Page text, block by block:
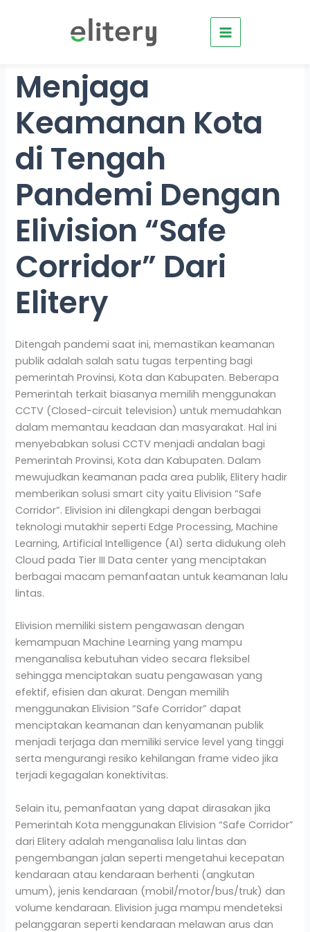
Menjaga
Keamanan Kota
di Tengah
Pandemi Dengan
Elivision “Safe
Corridor” Dari
Elitery
Ditengah pandemi saat ini, memastikan keamanan
publik adalah salah satu tugas terpenting bagi
pemerintah Provinsi, Kota dan Kabupaten. Beberapa
Pemerintah terkait biasanya memilih menggunakan
CCTV (Closed-circuit television) untuk memudahkan
dalam memantau keadaan dan masyarakat. Hal ini
menyebabkan solusi CCTV menjadi andalan bagi
Pemerintah Provinsi, Kota dan Kabupaten. Dalam
mewujudkan keamanan pada area publik, Elitery hadir
memberikan solusi smart city yaitu Elivision “Safe
Corridor”. Elivision ini dilengkapi dengan berbagai
teknologi mutakhir seperti Edge Processing, Machine
Learning, Artificial Intelligence (AI) serta didukung oleh
Cloud pada Tier III Data center yang menciptakan
berbagai macam pemanfaatan untuk keamanan lalu
lintas.
Elivision memiliki sistem pengawasan dengan
kemampuan Machine Learning yang mampu
menganalisa kebutuhan video secara fleksibel
sehingga menciptakan suatu pengawasan yang
efektif, efisien dan akurat. Dengan memilih
menggunakan Elivision “Safe Corridor” dapat
menciptakan keamanan dan kenyamanan publik
menjadi terjaga dan memiliki service level yang tinggi
serta mengurangi resiko kehilangan frame video jika
terjadi kegagalan konektivitas.
Selain itu, pemanfaatan yang dapat dirasakan jika
Pemerintah Kota menggunakan Elivision “Safe Corridor”
dari Elitery adalah menganalisa lalu lintas dan
pengembangan jalan seperti mengetahui kecepatan
kendaraan atau kendaraan berhenti (angkutan
umum), jenis kendaraan (mobil/motor/bus/truk) dan
volume kendaraan. Elivision juga mampu mendeteksi
pelanggaran seperti kendaraan melawan arus dan